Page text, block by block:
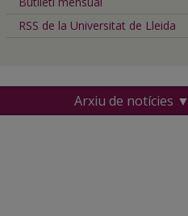
RSS de la Universitat de Lleida
Arxiu de notícies ▼